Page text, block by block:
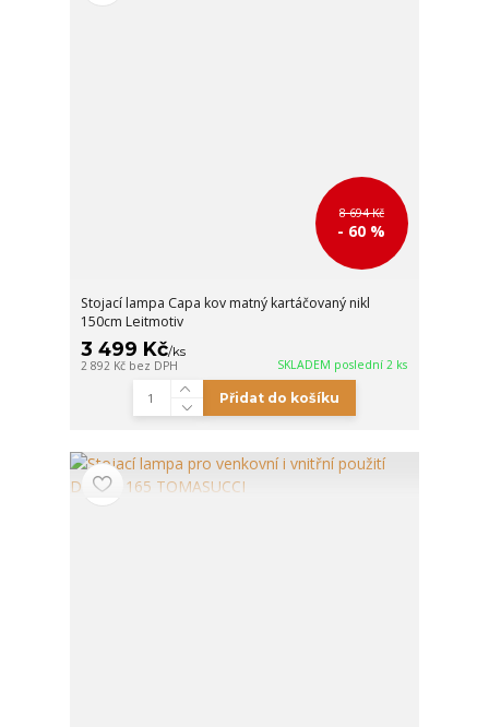
8 694 Kč
- 60 %
Stojací lampa Capa kov matný kartáčovaný nikl
150cm Leitmotiv
3 499 Kč/ks
2 892 Kč bez DPH SKLADEM poslední 2 ks
Přidat do košíku